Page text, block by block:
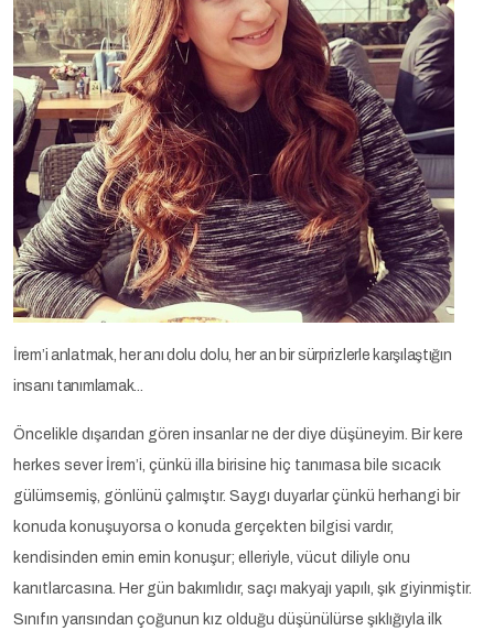
İrem’i anlatmak, her anı dolu dolu, her an bir sürprizlerle karşılaştığın
insanı tanımlamak...
Öncelikle dışarıdan gören insanlar ne der diye düşüneyim. Bir kere
herkes sever İrem’i, çünkü illa birisine hiç tanımasa bile sıcacık
gülümsemiş, gönlünü çalmıştır. Saygı duyarlar çünkü herhangi bir
konuda konuşuyorsa o konuda gerçekten bilgisi vardır,
kendisinden emin emin konuşur; elleriyle, vücut diliyle onu
kanıtlarcasına. Her gün bakımlıdır, saçı makyajı yapılı, şık giyinmiştir.
Sınıfın yarısından çoğunun kız olduğu düşünülürse şıklığıyla ilk